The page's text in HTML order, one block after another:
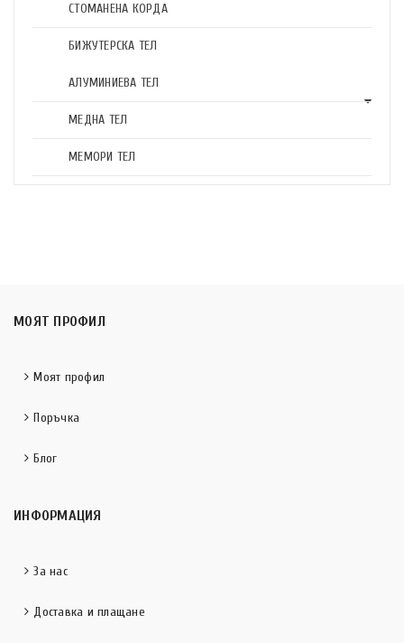
СТОМАНЕНА КОРДА
БИЖУТЕРСКА ТЕЛ
АЛУМИНИЕВА ТЕЛ
МЕДНА ТЕЛ
МЕМОРИ ТЕЛ
МОЯТ ПРОФИЛ
Моят профил
Поръчка
Блог
ИНФОРМАЦИЯ
За нас
Доставка и плащане